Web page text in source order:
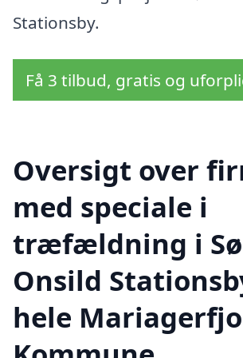
Stationsby.
Få 3 tilbud, gratis og
Oversigt over
med speciale i
træfældning i
Onsild
hele